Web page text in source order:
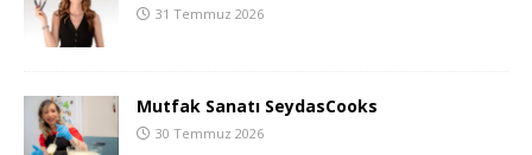
31 Temmuz 2026
Mutfak Sanatı SeydasCooks
30 Temmuz 2026